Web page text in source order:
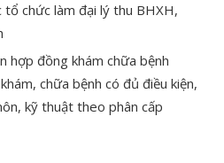
tổ chức làm đại lý thu BHXH,
hợp đồng khám chữa bệnh
chữa bệnh có đủ điều kiện,
kỹ thuật theo phân cấp